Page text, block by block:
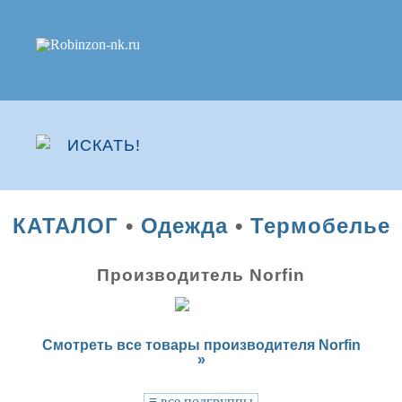
КАТАЛОГ • Одежда• Термобелье
Производитель Norfin
Смотреть все товары производителя Norfin
»